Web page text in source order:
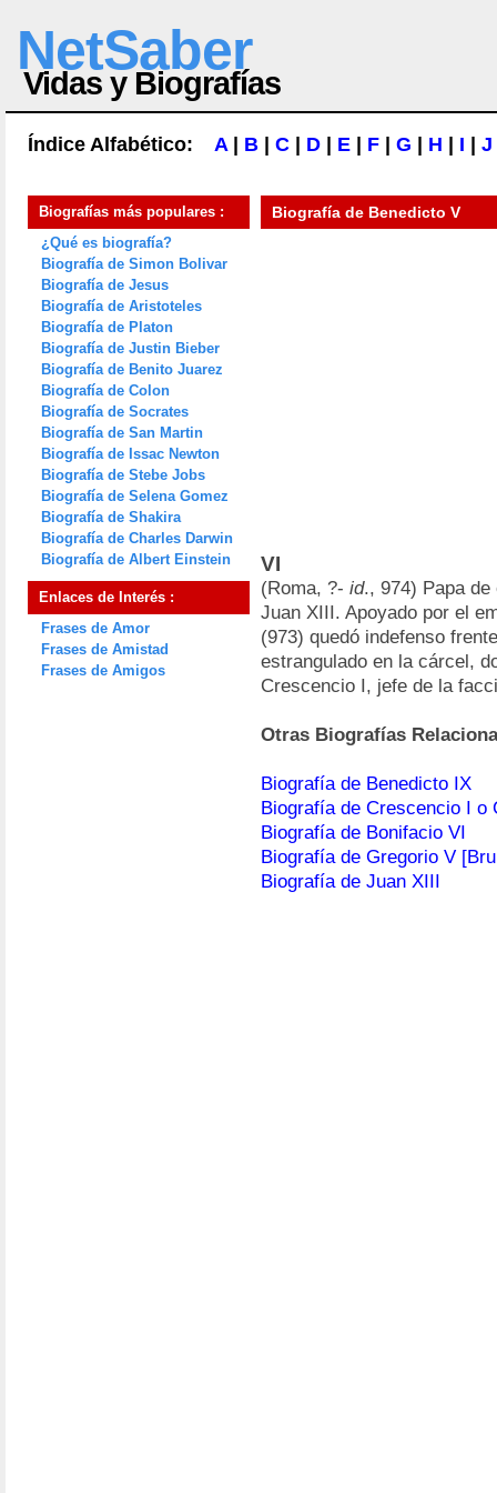
NetSaber
Vidas y Biografías
Índice Alfabético: A| B C D E F G H I J
Biografías más populares :
¿Qué es biografía?
Biografía de Simon Bolivar
Biografía de Jesus
Biografía de Aristoteles
Biografía de Platon
Biografía de Justin Bieber
Biografía de Benito Juarez
Biografía de Colon
Biografía de Socrates
Biografía de San Martin
Biografía de Issac Newton
Biografía de Stebe Jobs
Biografía de Selena Gomez
Biografía de Shakira
Biografía de Charles Darwin
Biografía de Albert Einstein
Enlaces de Interés :
Frases de Amor
Frases de Amistad
Frases de Amigos
Biografía de Benedicto V
VI
(Roma, ?- id., 974) Papa
Juan XIII. Apoyado por el
(973) quedó indefenso
estrangulado en la cárcel,
Crescencio I, jefe de la
Otras Biografías
Biografía de Benedicto IX
Biografía de Crescencio I o
Biografía de Bonifacio VI
Biografía de Gregorio V
Biografía de Juan XIII